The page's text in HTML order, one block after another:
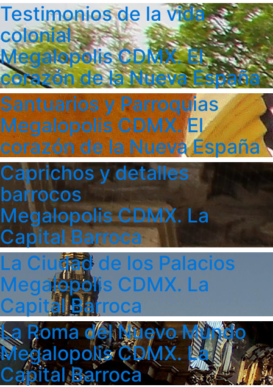
Testimonios de la vida
colonial
Megalopolis CDMX. El
corazón de la Nueva España
Santuarios y Parroquias
Megalopolis CDMX. El
corazón de la Nueva España
Caprichos y detalles
barrocos
Megalopolis CDMX. La
Capital Barroca
La Ciudad de los Palacios
Megalopolis CDMX. La
Capital Barroca
La Roma del Nuevo Mundo
Megalopolis CDMX. La
Capital Barroca